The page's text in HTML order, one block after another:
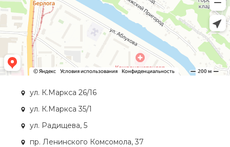
ул. К.Маркса 26/16
ул. К.Маркса 35/1
ул. Радищева, 5
пр. Ленинского Комсомола, 37